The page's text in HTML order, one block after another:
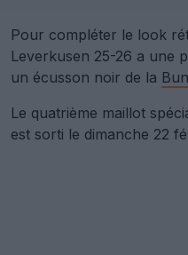
Pour compléter le look
Leverkusen 25-26 a une
un écusson noir de la
Le quatrième maillot
est sorti le dimanche 22